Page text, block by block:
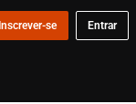
Inscrever-se Entrar